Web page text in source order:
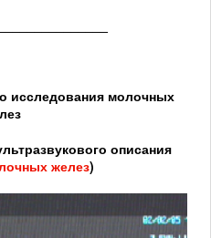
исследования молочных
описания
желез)